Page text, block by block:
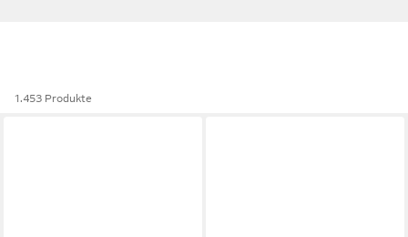
1.453 Produkte